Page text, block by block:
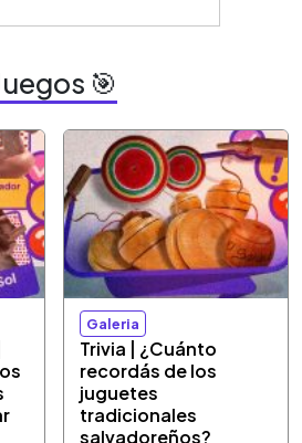
🎯
Galeria
Trivia | ¿Cuánto
recordás de los
juguetes
tradicionales
salvadoreños?